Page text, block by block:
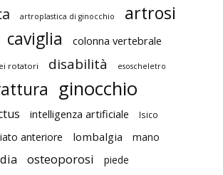
artroplastica di ginocchio artrosi
caviglia colonna vertebrale
rotatori disabilità esoscheletro
ginocchio
intelligenza artificiale Isico
anteriore lombalgia
mano
osteoporosi piede